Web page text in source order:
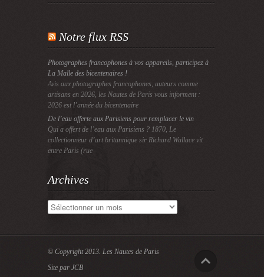
Notre flux RSS
Photographes francophones à vos appareils, participez à
La Malle des bicentenaires !
Avis aux photographes francophones, auteurs comme
artisans en 2026, les Nautes de Paris vous informent :
2026 est l’année du bicentenaire
De l’eau offerte aux Parisiens pour remplacer le vin
Qui a offert de l’eau aux Parisiens ? 1870, Le
collectionneur d’art britannique sir Richard Wallace vit
entre Paris (rue
Archives
Archives
© Copyright 2013. Les Nautes de Paris
Site par JCB